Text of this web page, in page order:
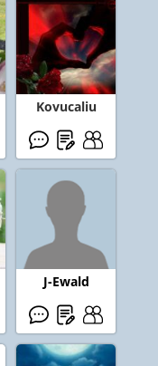
Kovucaliu
J-Ewald